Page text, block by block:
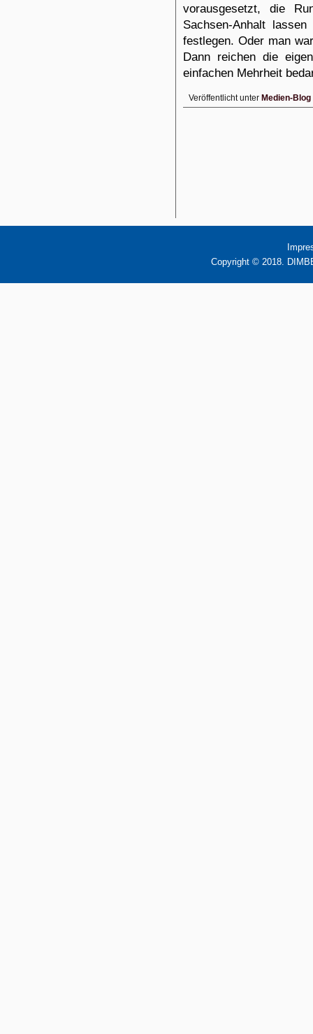
vorausgesetzt, die
Sachsen-Anhalt
festlegen. Oder man
Dann reichen die
einfachen Mehrheit
Veröffentlicht unter Medien-Blog
Copyright © 2018.